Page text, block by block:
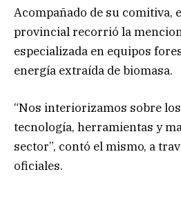
Acompañado de su comitiva,
provincial recorrió la
especializada en equipos
energía extraída de biomasa.
“Nos interiorizamos sobre
tecnología, herramientas y
sector”, contó el mismo, a
oficiales.